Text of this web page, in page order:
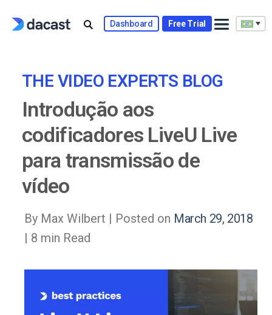
Dashboard Free Trial
THE VIDEO EXPERTS BLOG
Introdução aos
codificadores LiveU Live
para transmissão de
vídeo
By Max Wilbert | Posted on March 29, 2018
| 8 min Read